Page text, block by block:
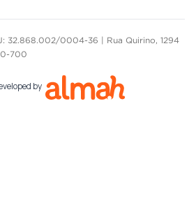
32.868.002/0004-36 | Rua Quirino, 1294
700
by